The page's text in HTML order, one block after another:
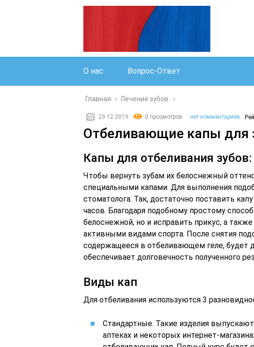
О нас Вопрос-Ответ
Главная › Лечение зубов
29.12.2019 0 просмотров нет комментариев
Отбеливающие капы для
Капы для отбеливания
Чтобы вернуть зубам их белоснежный
специальными капами. Для выполнения
стоматолога. Так, достаточно поставить
часов. Благодаря подобному простому
белоснежной, но и исправить прикус, а
активными видами спорта. После снятия
содержащееся в отбеливающем геле, будет
обеспечивает долговечность полученного
Виды кап
Для отбеливания используются 3
Стандартные. Такие изделия
аптеках и некоторых интернет-